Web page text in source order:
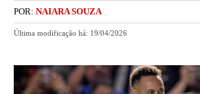
POR: NAIARA SOUZA
Última modificação há: 19/04/2026